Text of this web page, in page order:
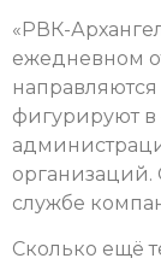
«РВК-
ежедневном
фигурируют в
организаций.
службе
Сколько ещё